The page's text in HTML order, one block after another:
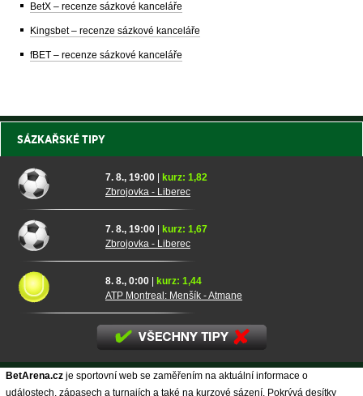
BetX – recenze sázkové kanceláře
Kingsbet – recenze sázkové kanceláře
fBET – recenze sázkové kanceláře
SÁZKAŘSKÉ TIPY
7. 8., 19:00
kurz: 1,82
Zbrojovka - Liberec
7. 8., 19:00
kurz: 1,67
Zbrojovka - Liberec
8. 8., 0:00
kurz: 1,44
ATP Montreal: Menšík - Atmane
BetArena.cz je sportovní web se zaměřením na aktuální informace o
událostech, zápasech a turnajích a také na kurzové sázení. Pokrývá desítky